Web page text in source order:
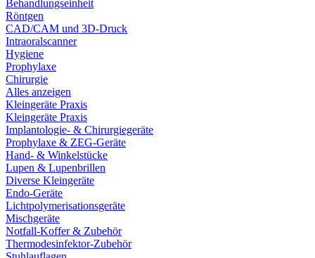
Behandlungseinheit
Röntgen
CAD/CAM und 3D-Druck
Intraoralscanner
Hygiene
Prophylaxe
Chirurgie
Alles anzeigen
Kleingeräte Praxis
Kleingeräte Praxis
Implantologie- & Chirurgiegeräte
Prophylaxe & ZEG-Geräte
Hand- & Winkelstücke
Lupen & Lupenbrillen
Diverse Kleingeräte
Endo-Geräte
Lichtpolymerisationsgeräte
Mischgeräte
Notfall-Koffer & Zubehör
Thermodesinfektor-Zubehör